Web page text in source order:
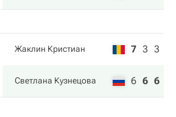
Жаклин Кристиан 7 3 3
Светлана Кузнецова 6 6 6